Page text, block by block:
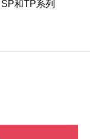
SP和TP系列